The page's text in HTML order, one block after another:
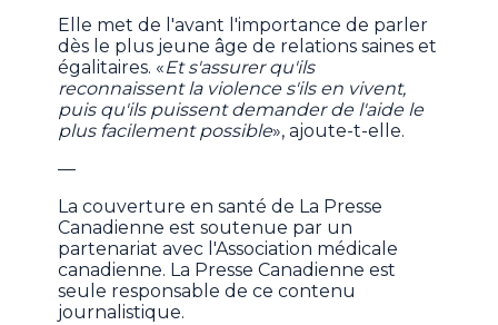
Elle met de l'avant l'importance de parler
dès le plus jeune âge de relations saines et
égalitaires. «Et s'assurer qu'ils
reconnaissent la violence s'ils en vivent,
puis qu'ils puissent demander de l'aide le
plus facilement possible», ajoute-t-elle.
—
La couverture en santé de La Presse
Canadienne est soutenue par un
partenariat avec l'Association médicale
canadienne. La Presse Canadienne est
seule responsable de ce contenu
journalistique.